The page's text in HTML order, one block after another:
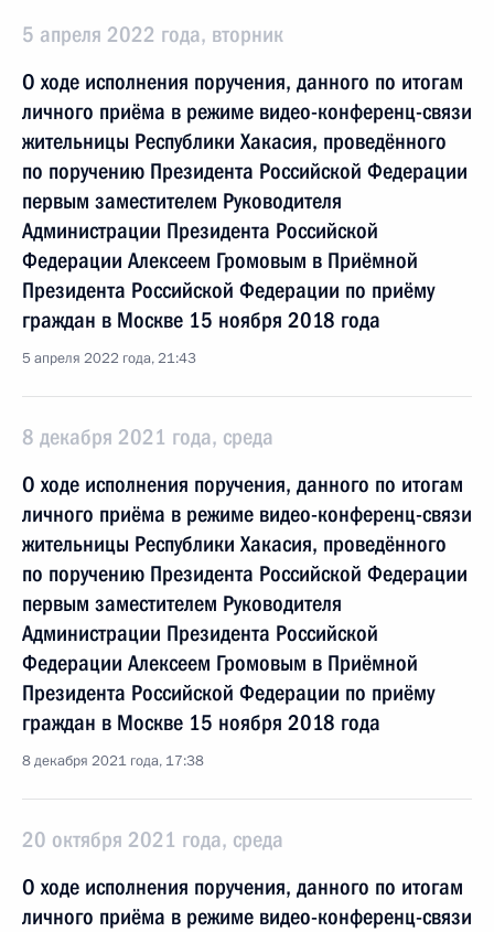
5 апреля 2022 года, вторник
О ходе исполнения поручения, данного по итогам
личного приёма в режиме видео-конференц-связи
жительницы Республики Хакасия, проведённого
по поручению Президента Российской Федерации
первым заместителем Руководителя
Администрации Президента Российской
Федерации Алексеем Громовым в Приёмной
Президента Российской Федерации по приёму
граждан в Москве 15 ноября 2018 года
5 апреля 2022 года, 21:43
8 декабря 2021 года, среда
О ходе исполнения поручения, данного по итогам
личного приёма в режиме видео-конференц-связи
жительницы Республики Хакасия, проведённого
по поручению Президента Российской Федерации
первым заместителем Руководителя
Администрации Президента Российской
Федерации Алексеем Громовым в Приёмной
Президента Российской Федерации по приёму
граждан в Москве 15 ноября 2018 года
8 декабря 2021 года, 17:38
20 октября 2021 года, среда
О ходе исполнения поручения, данного по итогам
личного приёма в режиме видео-конференц-связи